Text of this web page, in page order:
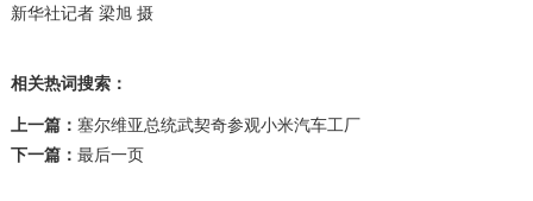
新华社记者 梁旭 摄
相关热词搜索：
上一篇： 塞尔维亚总统武契奇参观小米汽车工厂
下一篇： 最后一页